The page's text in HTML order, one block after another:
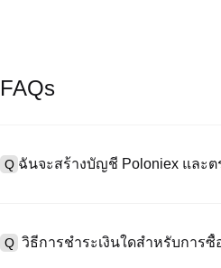
FAQs
Q ฉันจะสร้างบัญชี Poloniex และ
"ความปลอดภัย" อัปโหลดเอกสาร
Q วิธีการชำระเงินใดสำหรับการซื้